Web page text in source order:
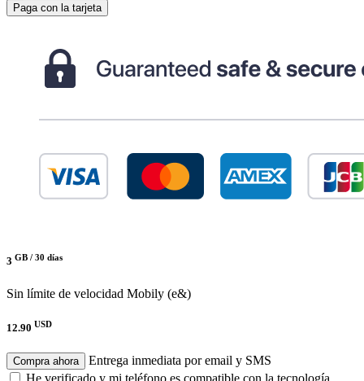
Paga con la tarjeta
3 GB / 30 días
Sin límite de velocidad Mobily (e&)
12.90 USD
Compra ahora
Entrega inmediata por email y SMS